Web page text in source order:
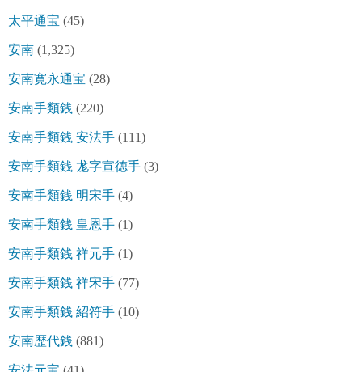
太平通宝 (45)
安南 (1,325)
安南寛永通宝 (28)
安南手類銭 (220)
安南手類銭 安法手 (111)
安南手類銭 尨字宣徳手 (3)
安南手類銭 明宋手 (4)
安南手類銭 皇恩手 (1)
安南手類銭 祥元手 (1)
安南手類銭 祥宋手 (77)
安南手類銭 紹符手 (10)
安南歴代銭 (881)